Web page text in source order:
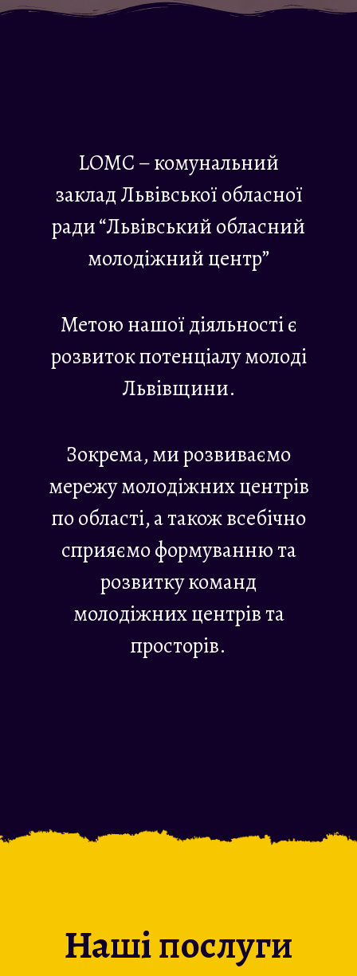
LOMC – комунальний
заклад Львівської обласної
ради “Львівський обласний
молодіжний центр”
Метою нашої діяльності є
розвиток потенціалу молоді
Львівщини.
Зокрема, ми розвиваємо
мережу молодіжних центрів
по області, а також всебічно
сприяємо формуванню та
розвитку команд
молодіжних центрів та
просторів.​
Наші послуги